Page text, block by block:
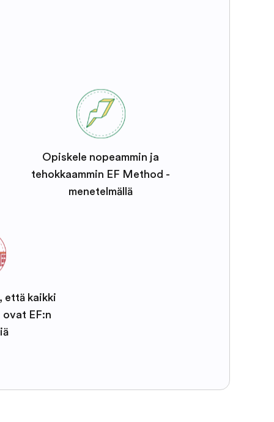
Opiskele nopeammin ja
tehokkaammin EF Method -
menetelmällä
että kaikki
EF:n